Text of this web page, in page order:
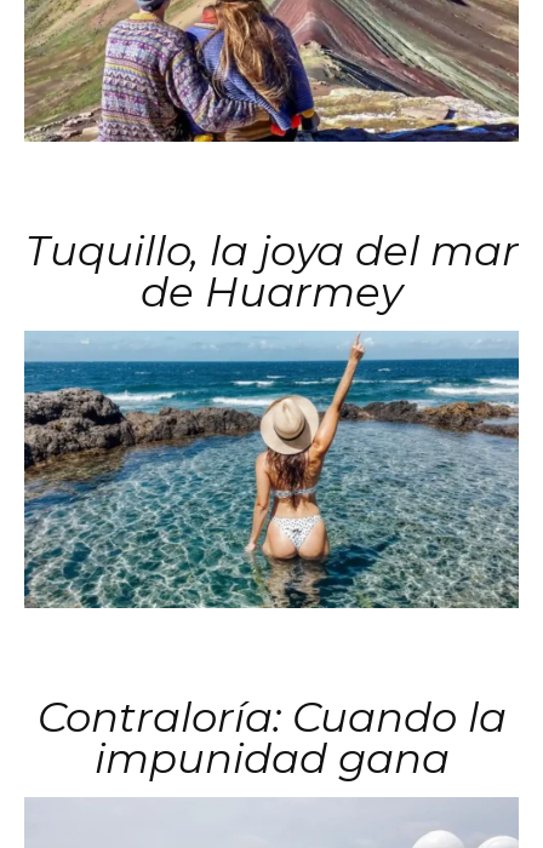
Tuquillo, la joya del mar
de Huarmey
Contraloría: Cuando la
impunidad gana